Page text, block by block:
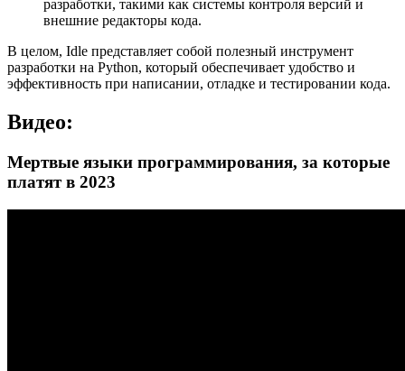
разработки, такими как системы контроля версий и
внешние редакторы кода.
В целом, Idle представляет собой полезный инструмент
разработки на Python, который обеспечивает удобство и
эффективность при написании, отладке и тестировании кода.
Видео:
Мертвые языки программирования, за которые
платят в 2023